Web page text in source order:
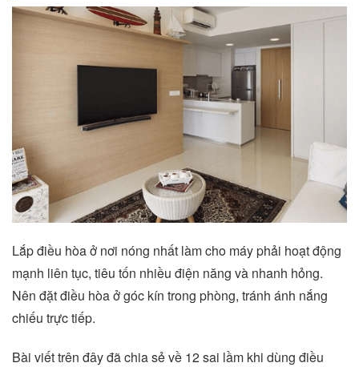
Lắp điều hòa ở nơi nóng nhất làm cho máy phải hoạt động
mạnh liên tục, tiêu tốn nhiều điện năng và nhanh hỏng.
Nên đặt điều hòa ở góc kín trong phòng, tránh ánh nắng
chiếu trực tiếp.
Bài viết trên đây đã chia sẻ về 12 sai lầm khi dùng điều